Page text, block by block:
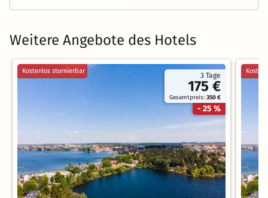
Weitere Angebote des Hotels
3 Tage
175 €
Gesamtpreis:350 €
- 25 %
Kostenlos stornierbar